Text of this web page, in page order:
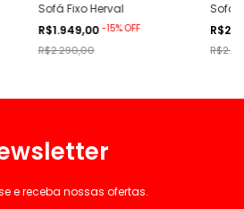
Sofá Fixo Herval
R$1.949,00-15%OFF
R$2.290,00
Sofá
e receba nossas ofertas.